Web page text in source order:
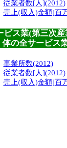
従業者数[人](2012)
売上(収入)金額[百
ビス業(第三次
体の全サービス
事業所数(2012)
従業者数[人](2012)
売上(収入)金額[百